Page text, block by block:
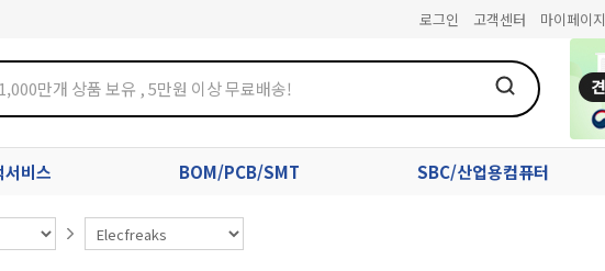
로그인 고객센터 마이페이지
비스 BOM/PCB/SMT SBC/산업용컴퓨터